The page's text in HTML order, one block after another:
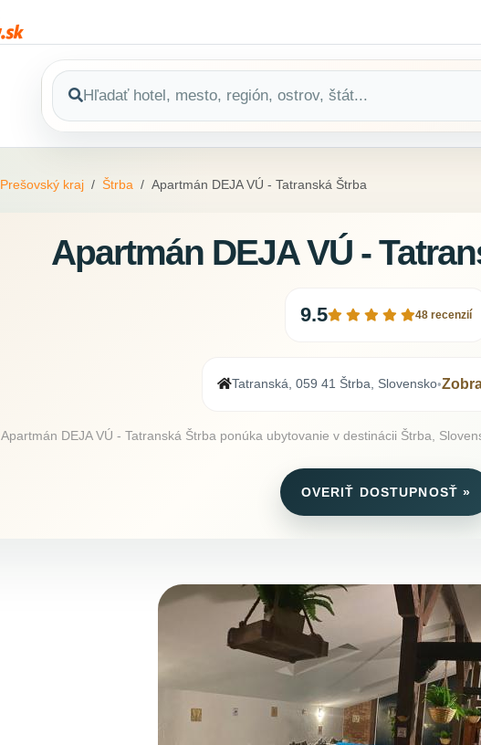
Prešovský kraj Štrba Apartmán DEJA VÚ - Tatranská Štrba
Apartmán DEJA VÚ -
9.5 48 recenzií
Tatranská, 059 41 Štrba, Slovensko•
Apartmán DEJA VÚ - Tatranská Štrba ponúka ubytovanie v destinácii Štrba,
OVERIŤ DOSTUPNOSŤ »